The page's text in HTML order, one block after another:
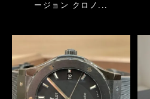
ージョン クロノ...